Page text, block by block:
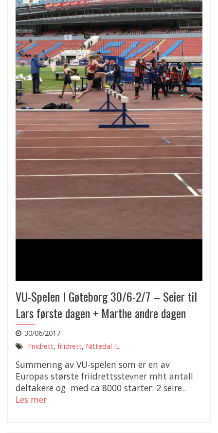
VU-Spelen I Gøteborg 30/6-2/7 – Seier til
Lars første dagen + Marthe andre dagen
30/06/2017
Friidrett, friidrett, Nittedal IL
Summering av VU-spelen som er en av
Europas største friidrettsstevner mht antall
deltakere og med ca 8000 starter: 2 seire..
Les mer